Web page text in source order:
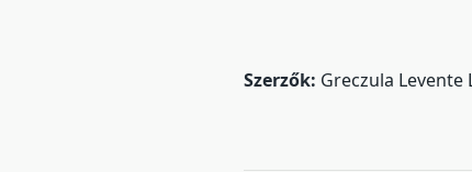
Szerzők: Greczula Levente